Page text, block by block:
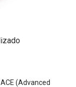
(Advanced